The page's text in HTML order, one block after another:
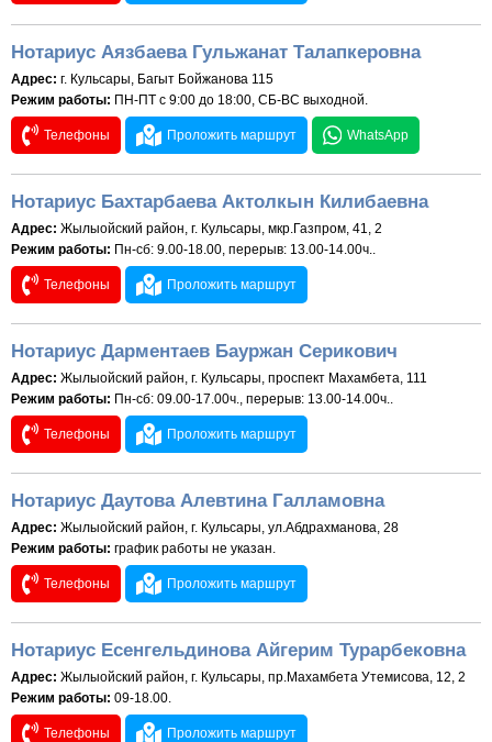
Нотариус Аязбаева Гульжанат Талапкеровна
Адрес: г. Кульсары, Багыт Бойжанова 115
Режим работы: ПН-ПТ с 9:00 до 18:00, СБ-ВС выходной.
Телефоны Проложить маршрут WhatsApp
Нотариус Бахтарбаева Актолкын Килибаевна
Адрес: Жылыойский район, г. Кульсары, мкр.Газпром, 41, 2
Режим работы: Пн-сб: 9.00-18.00, перерыв: 13.00-14.00ч..
Телефоны Проложить маршрут
Нотариус Дарментаев Бауржан Серикович
Адрес: Жылыойский район, г. Кульсары, проспект Махамбета, 111
Режим работы: Пн-сб: 09.00-17.00ч., перерыв: 13.00-14.00ч..
Телефоны Проложить маршрут
Нотариус Даутова Алевтина Галламовна
Адрес: Жылыойский район, г. Кульсары, ул.Абдрахманова, 28
Режим работы: график работы не указан.
Телефоны Проложить маршрут
Нотариус Есенгельдинова Айгерим Турарбековна
Адрес: Жылыойский район, г. Кульсары, пр.Махамбета Утемисова, 12, 2
Режим работы: 09-18.00.
Телефоны Проложить маршрут